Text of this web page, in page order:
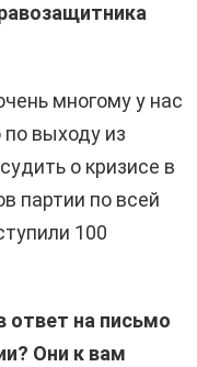
многому у нас
выходу из
о кризисе в
партии по всей
100
ответ на письмо
Они к вам